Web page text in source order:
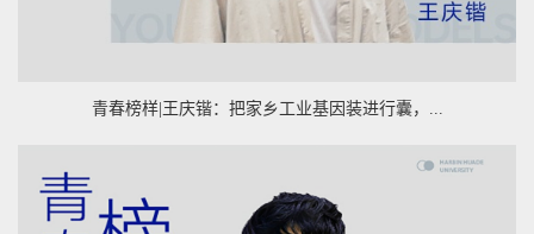
青春榜样|王庆锴：把家乡工业基因装进行囊，...